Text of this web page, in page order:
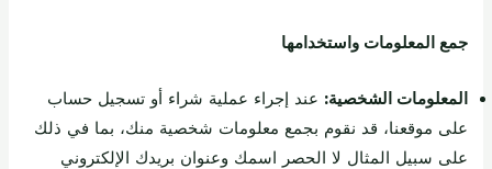
جمع المعلومات واستخدامها
المعلومات الشخصية: عند إجراء عملية شراء أو تسجيل حساب
على موقعنا، قد نقوم بجمع معلومات شخصية منك، بما في ذلك
على سبيل المثال لا الحصر اسمك وعنوان بريدك الإلكتروني